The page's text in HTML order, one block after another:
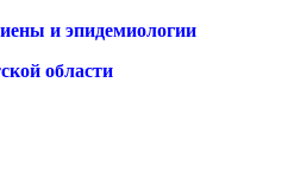
и эпидемиологии
области